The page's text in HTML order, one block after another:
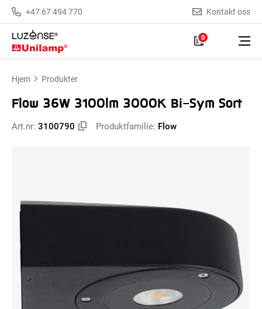
+47 67 494 770 Kontakt oss
0
Hjem Produkter
Flow 36W 3100lm 3000K Bi-Sym Sort
Art.nr: 3100790 Produktfamilie: Flow